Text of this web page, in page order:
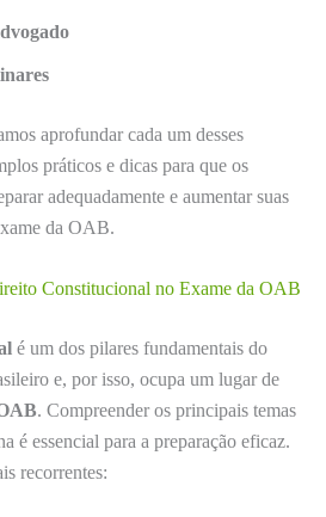
aprofundar cada um desses
práticos e dicas para que os
adequadamente e aumentar suas
da OAB.
Constitucional no Exame da OAB
é um dos pilares fundamentais do
e, por isso, ocupa um lugar de
. Compreender os principais temas
é essencial para a preparação eficaz.
recorrentes: